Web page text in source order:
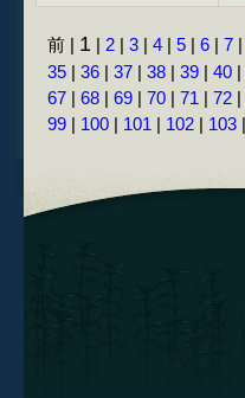
前 | 1 2 3 4 5 6 7
35
36 37 38 39 40
67
68 69 70 71 72
99
100 101 102 103